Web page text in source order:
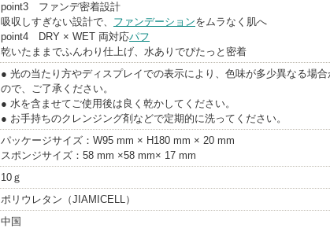
point3 ファンデ密着設計
吸収しすぎない設計で、 ファンデーションをムラなく肌へ
point4 DRY × WET 両対応パフ
乾いたままでふんわり仕上げ、水ありでぴたっと密着
● 光の当たり方やディスプレイでの表示により、色味が多少異なる場合
ので、ご了承ください。
● 水を含ませてご使用後は良く乾かしてください。
● お手持ちのクレンジング剤などで定期的に洗ってください。
パッケージサイズ：W95 mm × H180 mm × 20 mm
スポンジサイズ：58 mm ×58 mm× 17 mm
10ｇ
ポリウレタン（JIAMICELL）
中国